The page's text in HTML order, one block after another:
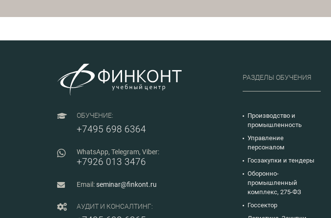
ОБУЧЕНИЕ:
+7495 698 6364
WhatsApp, Telegram, Viber:
+7926 013 3476
Email:seminar@finkont.ru
АУДИТ И КОНСАЛТИНГ:
РАЗДЕЛЫ ОБУЧЕНИЯ
Производство и
промышленность
Управление
персоналом
Госзакупки и тендеры
Оборонно-
промышленный
комплекс, 275-ФЗ
Госсектор